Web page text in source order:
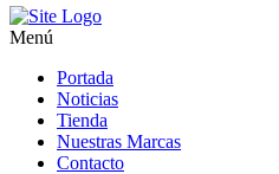
Menú
Portada
Noticias
Tienda
Nuestras Marcas
Contacto